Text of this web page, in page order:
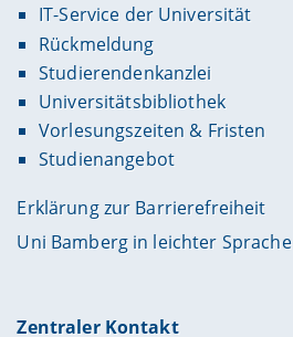
IT-Service der Universität
Rückmeldung
Studierendenkanzlei
Universitätsbibliothek
Vorlesungszeiten & Fristen
Studienangebot
Erklärung zur Barrierefreiheit
Uni Bamberg in leichter Sprache
Zentraler Kontakt